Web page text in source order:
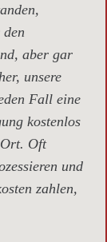
aber gar
unsere
Fall eine
kostenlos
Oft
und
zahlen,